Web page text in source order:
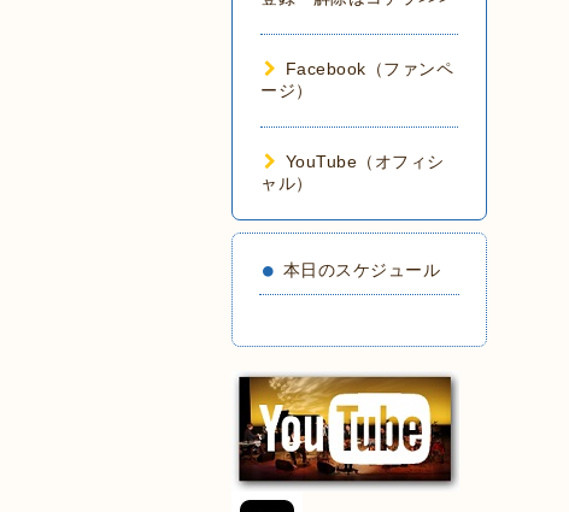
Facebook（ファンペ
ージ）
YouTube（オフィシ
ャル）
本日のスケジュール